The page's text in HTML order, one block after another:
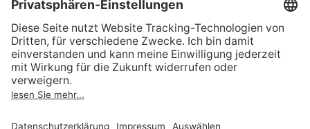
AGB
Informationen nach Data
Act
Verträge hier kündigen
Impressum